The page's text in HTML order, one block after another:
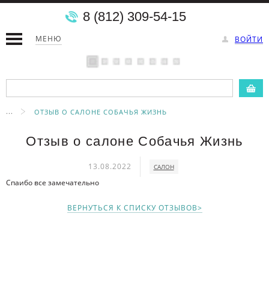
МЕНЮ ВОЙТИ
8 (812) 309-54-15
... ОТЗЫВ О САЛОНЕ СОБАЧЬЯ ЖИЗНЬ
Отзыв о салоне Собачья Жизнь
13.08.2022 САЛОН
Спаибо все замечательно
ВЕРНУТЬСЯ К СПИСКУ ОТЗЫВОВ